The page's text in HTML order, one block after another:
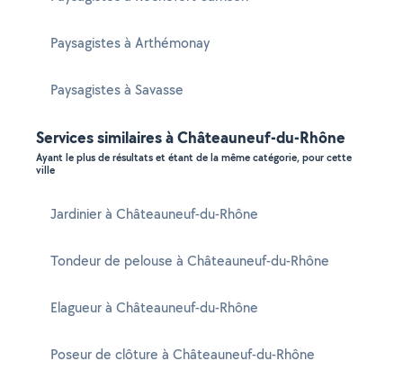
Paysagistes à Arthémonay
Paysagistes à Savasse
Services similaires à Châteauneuf-du-Rhône
Ayant le plus de résultats et étant de la même catégorie, pour cette
ville
Jardinier à Châteauneuf-du-Rhône
Tondeur de pelouse à Châteauneuf-du-Rhône
Elagueur à Châteauneuf-du-Rhône
Poseur de clôture à Châteauneuf-du-Rhône